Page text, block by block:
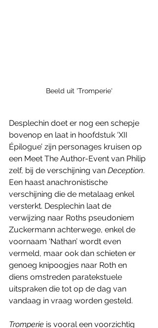
Beeld uit 'Tromperie'
Desplechin doet er nog een schepje
bovenop en laat in hoofdstuk ‘XII
Épilogue’ zijn personages kruisen op
een Meet The Author-Event van Philip
zelf, bij de verschijning van Deception.
Een haast anachronistische
verschijning die de metalaag enkel
versterkt. Desplechin laat de
verwijzing naar Roths pseudoniem
Zuckermann achterwege, enkel de
voornaam ‘Nathan’ wordt even
vermeld, maar ook dan schieten er
genoeg knipoogjes naar Roth en
diens omstreden paratekstuele
uitspraken die tot op de dag van
vandaag in vraag worden gesteld.
Tromperie is vooral een voorzichtig